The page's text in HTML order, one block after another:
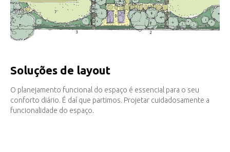
Soluções de layout
O planejamento funcional do espaço é essencial para o seu
conforto diário. É daí que partimos. Projetar cuidadosamente a
funcionalidade do espaço.